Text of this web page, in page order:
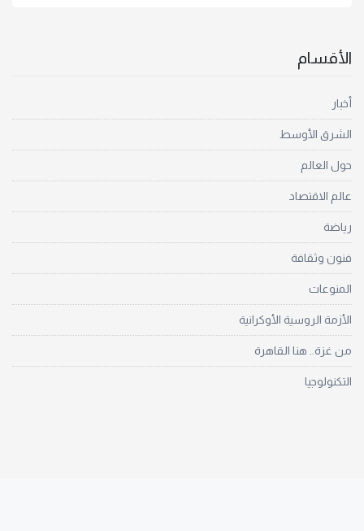
الأقسام
أخبار
الشرق الأوسط
حول العالم
عالم الاقتصاد
رياضة
فنون وثقافة
المنوعات
الأزمة الروسية الأوكرانية
من غزة.. هنا القاهرة
التكنولوجيا